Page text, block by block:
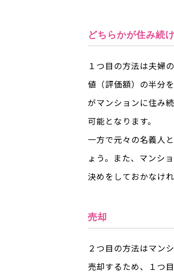
どちらかが住み続
１つ目の方法は夫婦
値（評価額）の半分
がマンションに住み
可能となります。
一方で元々の名義人
ょう。また、マンシ
決めをしておかなけ
売却
２つ目の方法はマン
売却するため、１つ